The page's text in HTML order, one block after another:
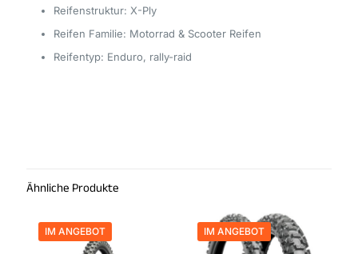
Reifenstruktur: X-Ply
Reifen Familie: Motorrad & Scooter Reifen
Reifentyp: Enduro, rally-raid
Ähnliche Produkte
IM ANGEBOT IM ANGEBOT